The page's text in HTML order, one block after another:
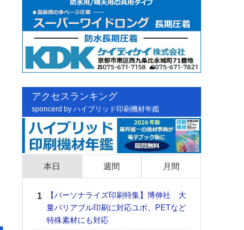
アクセスランキング
sponcerd by ハイブリッド印刷機材年鑑
本日 週間 月間
【パーソナライズ印刷特集】博伸社 大
量バリアブル印刷に対応ユポ、PETなど
特殊素材にも対応